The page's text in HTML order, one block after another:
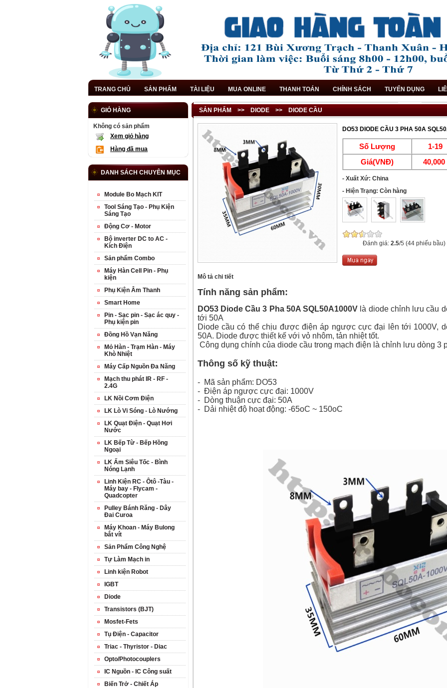
TRANG CHỦ SẢN PHẨM TÀI LIỆU MUA ONLINE THANH TOÁN CHÍNH SÁCH TUYỂN DỤNG
SẢN PHẨM >> DIODE >> DIODE CẦU
DO53 DIODE CẦU 3 PHA 50A
Số Lượng
1-19
Giá(VNĐ)
40,000
- Xuất Xứ: China
- Hiện Trạng: Còn hàng
Đánh giá: 2.5/5 (44 phiếu bầu)
Mô tả chi tiết
Tính năng sản phẩm:
DO53 Diode Cầu 3 Pha 50A SQL50A1000V là diode chỉnh lưu cầu
tới 50A
Diode cầu có thể chịu được điện áp ngược cực đại lên tới 1000V,
50A. Diode được thiết kế với vỏ nhôm, tản nhiệt tốt.
Công dụng chính của diode cầu trong mạch điện là chỉnh lưu dòng 3
Thông số kỹ thuật:
- Mã sản phẩm: DO53
- Điện áp ngược cực đại: 1000V
- Dòng thuận cực đại: 50A
- Dải nhiệt độ hoạt động: -65oC ~ 150oC
GIỎ HÀNG
Không có sản phẩm
Xem giỏ hàng
Hàng đã mua
DANH SÁCH CHUYÊN MỤC
Module Bo Mạch KIT
Tool Sáng Tạo - Phụ Kiện
Sáng Tạo
Động Cơ - Motor
Bộ inverter DC to AC -
Kích Điện
Sản phẩm Combo
Máy Hàn Cell Pin - Phụ
kiện
Phụ Kiện Âm Thanh
Smart Home
Pin - Sạc pin - Sạc ác quy -
Phụ kiện pin
Đồng Hồ Vạn Năng
Mỏ Hàn - Trạm Hàn - Máy
Khò Nhiệt
Máy Cấp Nguồn Đa Năng
Mạch thu phát IR - RF -
2.4G
LK Nồi Cơm Điện
LK Lò Vi Sóng - Lò Nướng
LK Quạt Điện - Quạt Hơi
Nước
LK Bếp Từ - Bếp Hồng
Ngoại
LK Ấm Siêu Tốc - Bình
Nóng Lạnh
Linh Kiện RC - Ôtô -Tàu -
Máy bay - Flycam -
Quadcopter
Pulley Bánh Răng - Dây
Đai Curoa
Máy Khoan - Máy Bulong
bắt vít
Sản Phẩm Công Nghệ
Tự Làm Mạch in
Linh kiện Robot
IGBT
Diode
Transistors (BJT)
Mosfet-Fets
Tụ Điện - Capacitor
Triac - Thyristor - Diac
Opto/Photocouplers
IC Nguồn - IC Công suất
Biến Trở - Chiết Áp